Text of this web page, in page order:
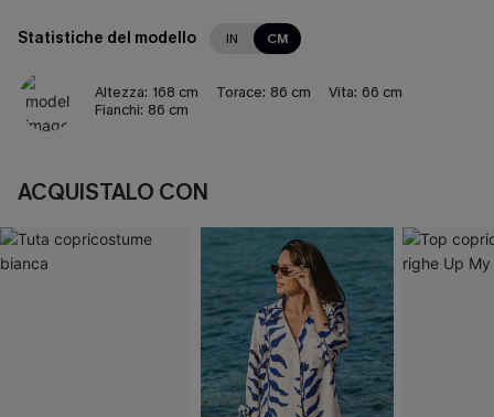
Statistiche del modello IN CM
Altezza: 168 cm Torace: 86 cm Vita: 66 cm
Fianchi: 86 cm
ACQUISTALO CON